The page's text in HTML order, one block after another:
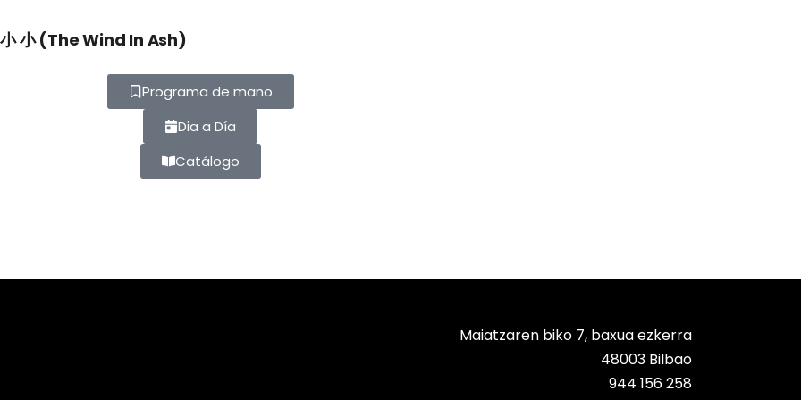
小 小 (The Wind In Ash)
Programa de mano
Dia a Día
Catálogo
Maiatzaren biko 7, baxua ezkerra
48003 Bilbao
944 156 258